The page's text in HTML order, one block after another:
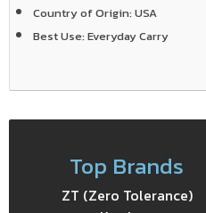
Country of Origin: USA
Best Use: Everyday Carry
Top Brands
ZT (Zero Tolerance)